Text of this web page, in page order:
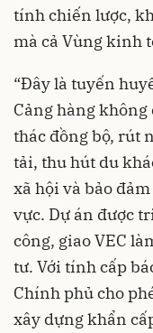
tính chiến lược,
mà cả Vùng kinh
“Đây là tuyến
Cảng hàng
thác đồng bộ, rút
tải, thu hút du
xã hội và bảo
vực. Dự án được
công, giao VEC
tư. Với tính cấp
Chính phủ cho
xây dựng khẩn